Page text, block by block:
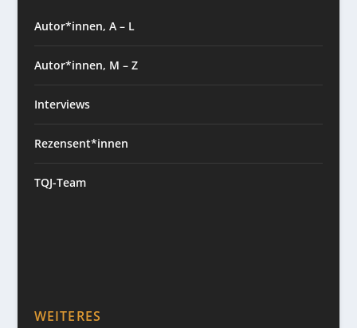
Autor*innen, A – L
Autor*innen, M – Z
Interviews
Rezensent*innen
TQJ-Team
WEITERES